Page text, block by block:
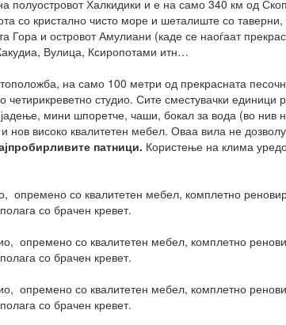
полуостровот Халкидики и е на само 340 км од
со кристално чисто море и шеталиште со
Гора и островот Амулиани (каде се наоѓаат
Вулица, Ксиропотами итн…
на само 100 метри од прекрасната
четирикреветно студио. Сите сместувачки
мини шпоретче, чаши, бокал за вода (во нив
нов високо квалитетен мебел. Оваа вила не
патници. Користење на клима
опремено со квалитетен мебел, комплетно
со брачен кревет.
опремено со квалитетен мебел, комплетно
со брачен кревет.
опремено со квалитетен мебел, комплетно
со брачен кревет.